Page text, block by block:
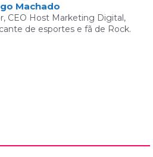
Machado
CEO Host Marketing Digital,
de esportes e fã de Rock.